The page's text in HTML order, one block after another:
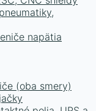
napätia
(oba smery)